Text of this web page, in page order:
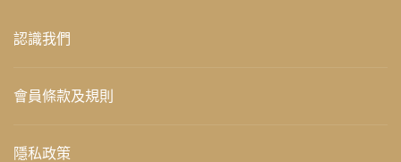
認識我們
會員條款及規則
隱私政策